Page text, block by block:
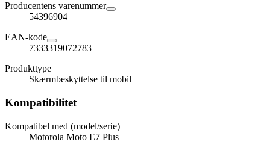
Producentens varenummer
54396904
EAN-kode
7333319072783
Produkttype
Skærmbeskyttelse til mobil
Kompatibilitet
Kompatibel med (model/serie)
Motorola Moto E7 Plus